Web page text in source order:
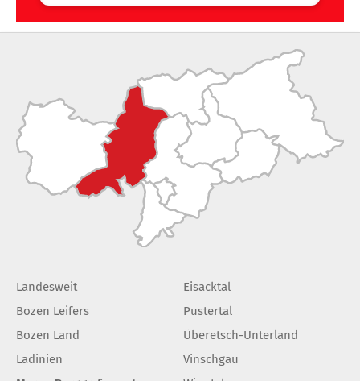
Landesweit
Bozen Leifers
Bozen Land
Ladinien
Eisacktal
Pustertal
Überetsch-Unterland
Vinschgau